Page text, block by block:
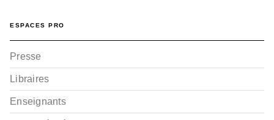
ESPACES PRO
Presse
Libraires
Enseignants